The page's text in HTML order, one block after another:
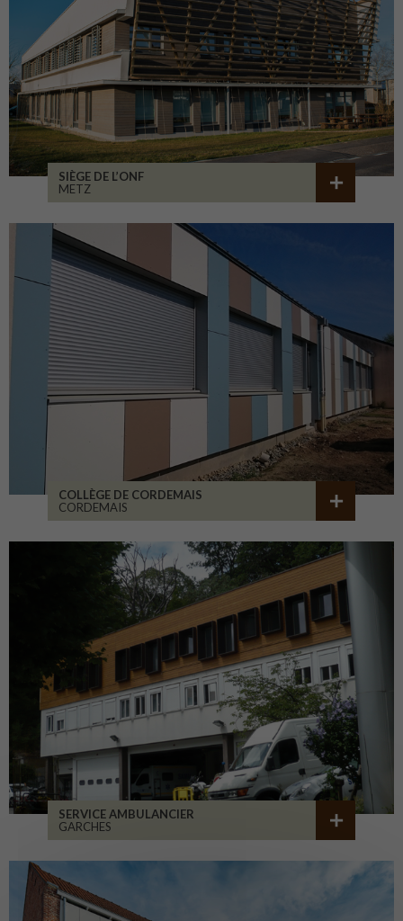
SIÈGE DE L’ONF
METZ
COLLÈGE DE CORDEMAIS
CORDEMAIS
SERVICE AMBULANCIER
GARCHES